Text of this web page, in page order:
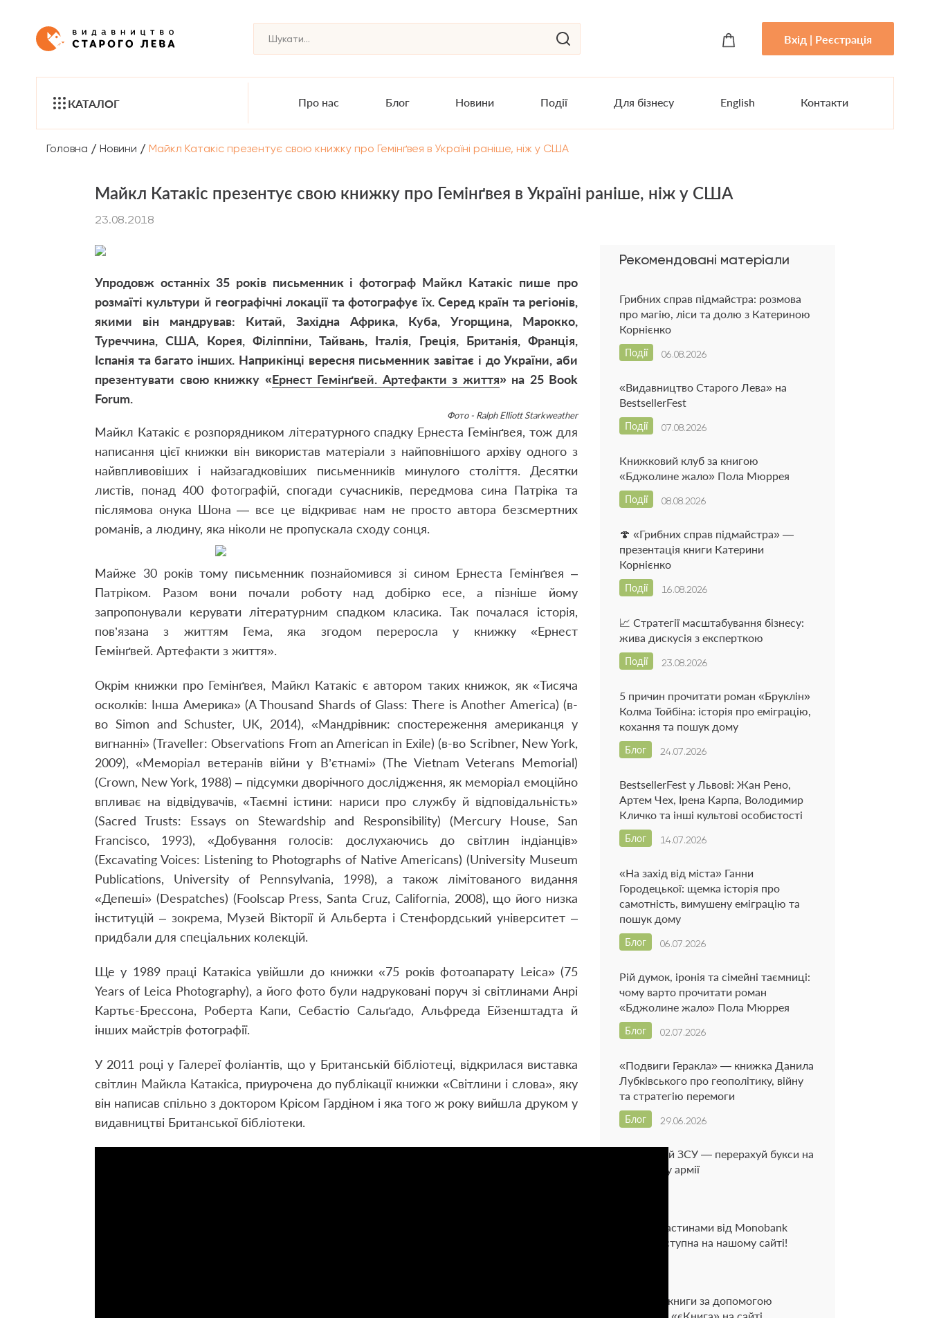
Вхід | Реєстрація
КАТАЛОГ Про нас Блог Новини Події Для бізнесу English Контакти
Головна / Новини / Майкл Катакіс презентує свою книжку про Гемінґвея в Україні раніше, ніж у США
Майкл Катакіс презентує свою книжку про Гемінґвея в Україні раніше, ніж у США
23.08.2018
Упродовж останніх 35 років письменник і фотограф Майкл Катакіс пише про
розмаїті культури й географічні локації та фотографує їх. Серед країн та регіонів,
якими він мандрував: Китай, Західна Африка, Куба, Угорщина, Марокко,
Туреччина, США, Корея, Філіппіни, Тайвань, Італія, Греція, Британія, Франція,
Іспанія та багато інших. Наприкінці вересня письменник завітає і до України, аби
презентувати свою книжку «Ернест Гемінґвей. Артефакти з життя» на 25 Book
Forum.
Фото - Ralph Elliott Starkweather
Майкл Катакіс є розпорядником літературного спадку Ернеста Гемінґвея, тож для
написання цієї книжки він використав матеріали з найповнішого архіву одного з
найвпливовіших і найзагадковіших письменників минулого століття. Десятки
листів, понад 400 фотографій, спогади сучасників, передмова сина Патріка та
післямова онука Шона — все це відкриває нам не просто автора безсмертних
романів, а людину, яка ніколи не пропускала сходу сонця.
Майже 30 років тому письменник познайомився зі сином Ернеста Гемінґвея –
Патріком. Разом вони почали роботу над добірко есе, а пізніше йому
запропонували керувати літературним спадком класика. Так почалася історія,
пов’язана з життям Гема, яка згодом переросла у книжку «Ернест
Гемінґвей. Артефакти з життя».
Окрім книжки про Гемінґвея, Майкл Катакіс є автором таких книжок, як «Тисяча
осколків: Інша Америка» (A Thousand Shards of Glass: There is Another America) (в-
во Simon and Schuster, UK, 2014), «Мандрівник: спостереження американця у
вигнанні» (Traveller: Observations From an American in Exile) (в-во Scribner, New York,
2009), «Меморіал ветеранів війни у В’єтнамі» (The Vietnam Veterans Memorial)
(Crown, New York, 1988) – підсумки дворічного дослідження, як меморіал емоційно
впливає на відвідувачів, «Таємні істини: нариси про службу й відповідальність»
(Sacred Trusts: Essays on Stewardship and Responsibility) (Mercury House, San
Francisco, 1993), «Добування голосів: дослухаючись до світлин індіанців»
(Excavating Voices: Listening to Photographs of Native Americans) (University Museum
Publications, University of Pennsylvania, 1998), а також лімітованого видання
«Депеші» (Despatches) (Foolscap Press, Santa Cruz, California, 2008), що його низка
інституцій – зокрема, Музей Вікторії й Альберта і Стенфордський університет –
придбали для спеціальних колекцій.
Ще у 1989 праці Катакіса увійшли до книжки «75 років фотоапарату Leica» (75
Years of Leica Photography), а його фото були надруковані поруч зі світлинами Анрі
Картьє-Брессона, Роберта Капи, Себастіо Сальґадо, Альфреда Ейзенштадта й
інших майстрів фотографії.
У 2011 році у Галереї фоліантів, що у Британській бібліотеці, відкрилася виставка
світлин Майкла Катакіса, приурочена до публікації книжки «Світлини і слова», яку
він написав спільно з доктором Крісом Гардіном і яка того ж року вийшла друком у
видавництві Британської бібліотеки.
Рекомендовані матеріали
Грибних справ підмайстра: розмова
про магію, ліси та долю з Катериною
Корнієнко
06.08.2026
Події
«Видавництво Старого Лева» на
BestsellerFest
07.08.2026
Події
Книжковий клуб за книгою
«Бджолине жало» Пола Мюррея
08.08.2026
Події
🍄 «Грибних справ підмайстра» —
презентація книги Катерини
Корнієнко
16.08.2026
Події
📈 Стратегії масштабування бізнесу:
жива дискусія з експерткою
23.08.2026
Події
5 причин прочитати роман «Бруклін»
Колма Тойбіна: історія про еміграцію,
кохання та пошук дому
24.07.2026
Блог
BestsellerFest у Львові: Жан Рено,
Артем Чех, Ірена Карпа, Володимир
Кличко та інші культові особистості
14.07.2026
Блог
«На захід від міста» Ганни
Городецької: щемка історія про
самотність, вимушену еміграцію та
пошук дому
06.07.2026
Блог
Рій думок, іронія та сімейні таємниці:
чому варто прочитати роман
«Бджолине жало» Пола Мюррея
02.07.2026
Блог
«Подвиги Геракла» — книжка Данила
Лубківського про геополітику, війну
та стратегію перемоги
29.06.2026
Блог
Підтримай ЗСУ — перерахуй букси на
підтримку армії
Оплата частинами від Monobank
тепер доступна на нашому сайті!
Придбай книги за допомогою